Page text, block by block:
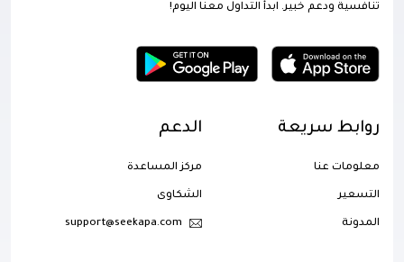
تنافسية ودعم خبير. ابدأ التداول معنا اليوم!
روابط سريعة
معلومات عنا
التسعير
المدونة
الدعم
مركز المساعدة
الشكاوى
support@seekapa.com